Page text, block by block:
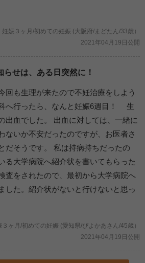
妊娠３ヶ月/初めての妊娠 (大阪府/まどたん/33歳）
2021年04月19日公開
らせは、ある日突然に！
回も生理が来たので不妊治療をしよう
へ行ったら、なんと妊娠6週目！ 生
出血でした。 出血に対しては、一緒に
ないか不安だったのですが、お医者さ
だそうです。 私は持病持ちだったの
る大学病院へ紹介状を書いてもらった
査をされたので、最初から大学病院へ
した。紹介状がないと行けないと思っ
３ヶ月/初めての妊娠 (愛知県/ぴよかあさん/45歳）
2021年04月19日公開